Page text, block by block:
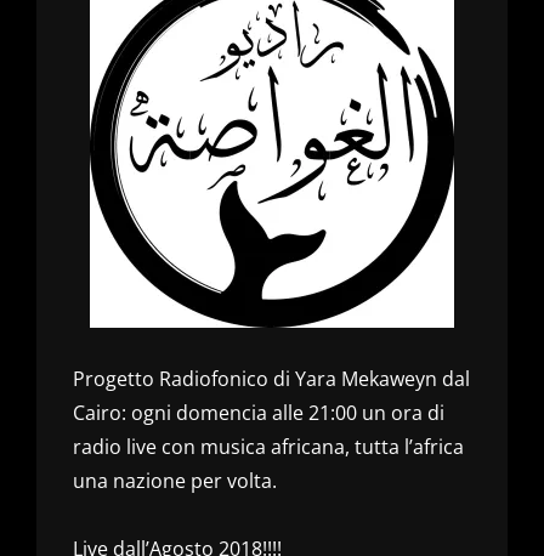
Progetto Radiofonico di Yara Mekaweyn dal
Cairo: ogni domencia alle 21:00 un ora di
radio live con musica africana, tutta l’africa
una nazione per volta.
Live dall’Agosto 2018!!!!